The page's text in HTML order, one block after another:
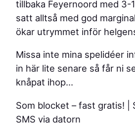
tillbaka Feyernoord med 3-
satt alltså med god
ökar utrymmet inför
Missa inte mina spelidéer
in här lite senare så får ni
knåpat ihop…
Som blocket – fast gratis! |
SMS via datorn